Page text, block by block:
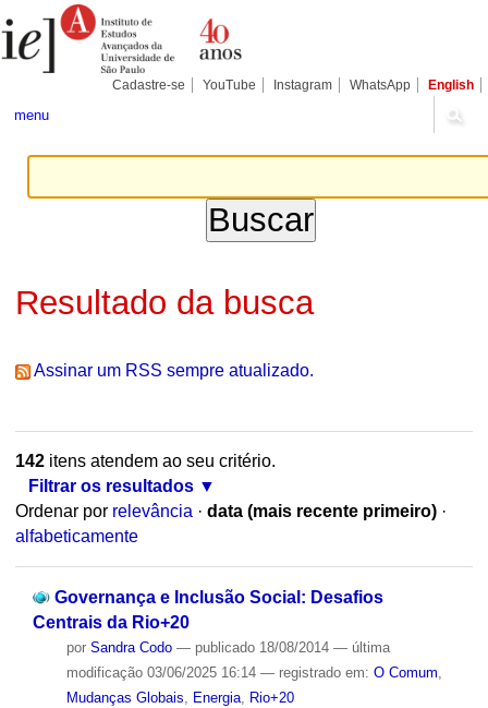
para
conteúdo.
Pessoais
Cadastre-se YouTube Instagram WhatsApp English
menu
Resultado da busca
Assinar um RSS sempre atualizado.
142itens atendem ao seu critério.
Filtrar os resultados
Ordenar por relevância · data (mais recente primeiro) ·
alfabeticamente
Governança e Inclusão Social: Desafios
Centrais da Rio+20
por Sandra Codo — publicado18/08/2014 — última
modificação03/06/2025 16:14 — registrado em: O Comum
Mudanças Globais
Energia, Rio+20